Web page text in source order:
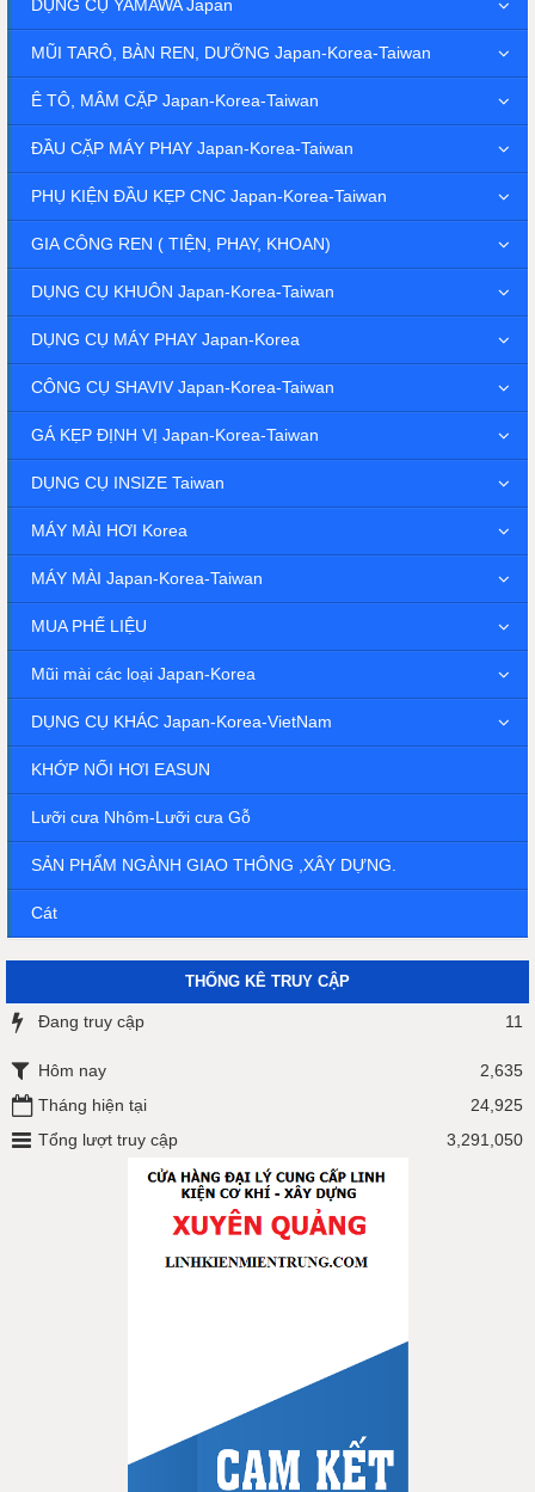
DỤNG CỤ YAMAWA Japan
MŨI TARÔ, BÀN REN, DƯỠNG Japan-Korea-Taiwan
Ê TÔ, MÂM CẶP Japan-Korea-Taiwan
ĐẦU CẶP MÁY PHAY Japan-Korea-Taiwan
PHỤ KIỆN ĐẦU KẸP CNC Japan-Korea-Taiwan
GIA CÔNG REN ( TIỆN, PHAY, KHOAN)
DỤNG CỤ KHUÔN Japan-Korea-Taiwan
DỤNG CỤ MÁY PHAY Japan-Korea
CÔNG CỤ SHAVIV Japan-Korea-Taiwan
GÁ KẸP ĐỊNH VỊ Japan-Korea-Taiwan
DỤNG CỤ INSIZE Taiwan
MÁY MÀI HƠI Korea
MÁY MÀI Japan-Korea-Taiwan
MUA PHẾ LIỆU
Mũi mài các loại Japan-Korea
DỤNG CỤ KHÁC Japan-Korea-VietNam
KHỚP NỐI HƠI EASUN
Lưỡi cưa Nhôm-Lưỡi cưa Gỗ
SẢN PHẨM NGÀNH GIAO THÔNG ,XÂY DỰNG.
Cát
THỐNG KÊ TRUY CẬP
Đang truy cập 11
Hôm nay
2,635
Tháng hiện tại
24,925
Tổng lượt truy cập
3,291,050